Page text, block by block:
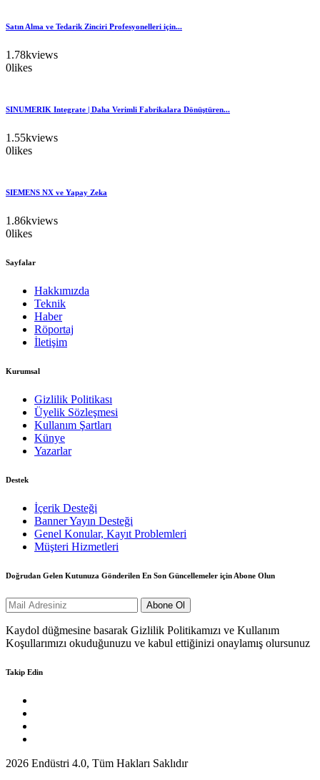
Satın Alma ve Tedarik Zinciri Profesyonelleri için...
1.78kviews
0likes
SINUMERIK Integrate | Daha Verimli Fabrikalara Dönüştüren...
1.55kviews
0likes
SIEMENS NX ve Yapay Zeka
1.86kviews
0likes
Sayfalar
Hakkımızda
Teknik
Haber
Röportaj
İletişim
Kurumsal
Gizlilik Politikası
Üyelik Sözleşmesi
Kullanım Şartları
Künye
Yazarlar
Destek
İçerik Desteği
Banner Yayın Desteği
Genel Konular, Kayıt Problemleri
Müşteri Hizmetleri
Doğrudan Gelen Kutunuza Gönderilen En Son Güncellemeler için Abone Olun
Kaydol düğmesine basarak Gizlilik Politikamızı ve Kullanım
Koşullarımızı okuduğunuzu ve kabul ettiğinizi onaylamış olursunuz
Takip Edin
2026 Endüstri 4.0, Tüm Hakları Saklıdır